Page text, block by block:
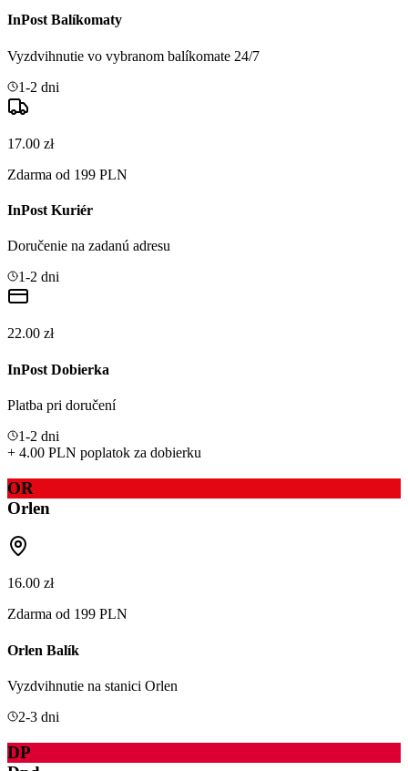
InPost Balíkomaty
Vyzdvihnutie vo vybranom balíkomate 24/7
1-2 dni
17.00 zł
Zdarma od 199 PLN
InPost Kuriér
Doručenie na zadanú adresu
1-2 dni
22.00 zł
InPost Dobierka
Platba pri doručení
1-2 dni
+ 4.00 PLN poplatok za dobierku
OR
Orlen
16.00 zł
Zdarma od 199 PLN
Orlen Balík
Vyzdvihnutie na stanici Orlen
2-3 dni
DP